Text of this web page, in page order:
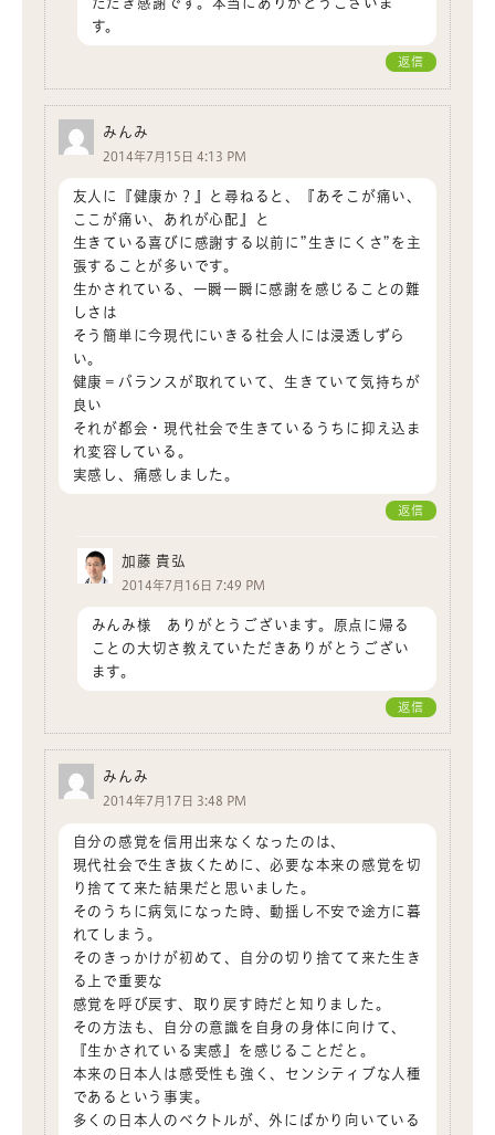
ただき感謝です。本当にありがとうございま
す。
返信
みんみ
2014年7月15日 4:13 PM
友人に『健康か？』と尋ねると、『あそこが痛い、
ここが痛い、あれが心配』と
生きている喜びに感謝する以前に”生きにくさ”を主
張することが多いです。
生かされている、一瞬一瞬に感謝を感じることの難
しさは
そう簡単に今現代にいきる社会人には浸透しずら
い。
健康＝バランスが取れていて、生きていて気持ちが
良い
それが都会・現代社会で生きているうちに抑え込ま
れ変容している。
実感し、痛感しました。
返信
加藤 貴弘
2014年7月16日 7:49 PM
みんみ様 ありがとうございます。原点に帰る
ことの大切さ教えていただきありがとうござい
ます。
返信
みんみ
2014年7月17日 3:48 PM
自分の感覚を信用出来なくなったのは、
現代社会で生き抜くために、必要な本来の感覚を切
り捨てて来た結果だと思いました。
そのうちに病気になった時、動揺し不安で途方に暮
れてしまう。
そのきっかけが初めて、自分の切り捨てて来た生き
る上で重要な
感覚を呼び戻す、取り戻す時だと知りました。
その方法も、自分の意識を自身の身体に向けて、
『生かされている実感』を感じることだと。
本来の日本人は感受性も強く、センシティブな人種
であるという事実。
多くの日本人のベクトルが、外にばかり向いている